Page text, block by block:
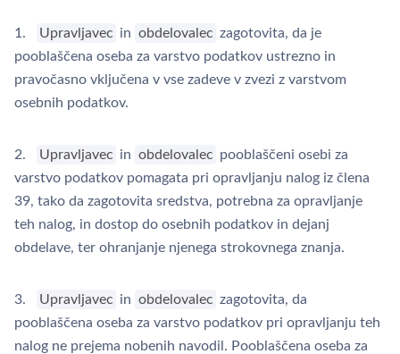
1. Upravljavec in obdelovalec zagotovita, da je
pooblaščena oseba za varstvo podatkov ustrezno in
pravočasno vključena v vse zadeve v zvezi z varstvom
osebnih podatkov.
2. Upravljavec in obdelovalec pooblaščeni osebi za
varstvo podatkov pomagata pri opravljanju nalog iz člena
39, tako da zagotovita sredstva, potrebna za opravljanje
teh nalog, in dostop do osebnih podatkov in dejanj
obdelave, ter ohranjanje njenega strokovnega znanja.
3. Upravljavec in obdelovalec zagotovita, da
pooblaščena oseba za varstvo podatkov pri opravljanju teh
nalog ne prejema nobenih navodil. Pooblaščena oseba za